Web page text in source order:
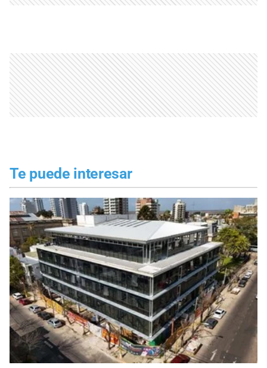
Te puede interesar